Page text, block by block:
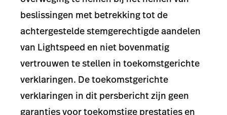
beslissingen met betrekking tot de
achtergestelde stemgerechtigde aandelen
van Lightspeed en niet bovenmatig
vertrouwen te stellen in toekomstgerichte
verklaringen. De toekomstgerichte
verklaringen in dit persbericht zijn geen
garanties voor toekomstige prestaties en